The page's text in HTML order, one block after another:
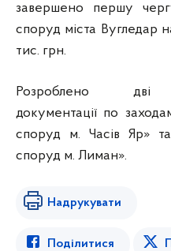
завершено першу
споруд міста Вугледар
тис. грн.
Розроблено дві
документації по
споруд м. Часів Яр»
споруд м. Лиман».
Надрукувати
Поділитися